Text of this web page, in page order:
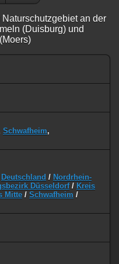
an der
(Duisburg) und
Schwafheim,
Deutschland / Nordrhein-
Düsseldorf/ Kreis
Mitte / Schwafheim /